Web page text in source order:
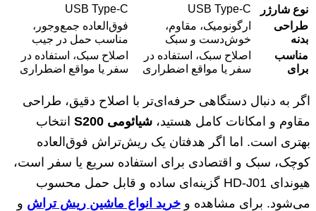
نوع شارژر
USB Type-C
USB Type-C
طراحی
بدنه
ارگونومیک، مقاوم،
خوش‌دست و سبک
فوق‌العاده جمع‌وجور،
مناسب حمل در جیب
مناسب
برای
اصلاح سبک، استفاده در
سفر یا مواقع اضطراری
اصلاح سبک، استفاده در
سفر یا مواقع اضطراری
اگر به دنبال دستگاهی حرفه‌ای‌تر با اصلاح دقیق، طراحی
مقاوم و امکانات کامل هستید، شیائومی S200
انتخاب
بهتری است. اما اگر هدفتان یک ریش‌تراش فوق‌العاده
کوچک، سبک و اقتصادی برای استفاده سریع یا سفر است،
هیوندای HD-J01 گزینه‌ای ساده و قابل حمل محسوب
می‌شود. برای مشاهده و خرید انواع ماشین ریش تراش و